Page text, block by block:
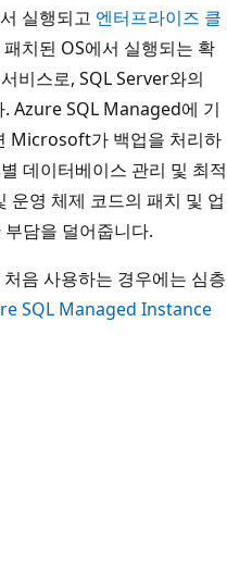
실행되고 엔터프라이즈 클
패치된 OS에서 실행되는 확
비스로, SQL Server와의
Azure SQL Managed에 기
Microsoft가 백업을 처리하
데이터베이스 관리 및 최적
운영 체제 코드의 패치 및 업
담을 덜어줍니다.
음 사용하는 경우에는 심층
SQL Managed Instance